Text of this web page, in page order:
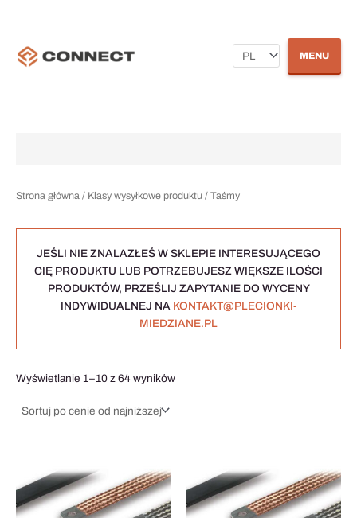
język
MENU
Strona główna / Klasy wysyłkowe produktu / Taśmy
JEŚLI NIE ZNALAZŁEŚ W SKLEPIE INTERESUJĄCEGO
CIĘ PRODUKTU LUB POTRZEBUJESZ WIĘKSZE ILOŚCI
PRODUKTÓW, PRZEŚLIJ ZAPYTANIE DO WYCENY
INDYWIDUALNEJ NA KONTAKT@PLECIONKI-
MIEDZIANE.PL
Wyświetlanie 1–10 z 64 wyników
produkt
ma
produkt
ma